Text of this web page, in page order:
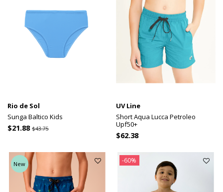
Rio de Sol
Sunga Baltico Kids
$21.88 $43.75
UV Line
Short Aqua Lucca Petroleo
Upf50+
$62.38
New -60%